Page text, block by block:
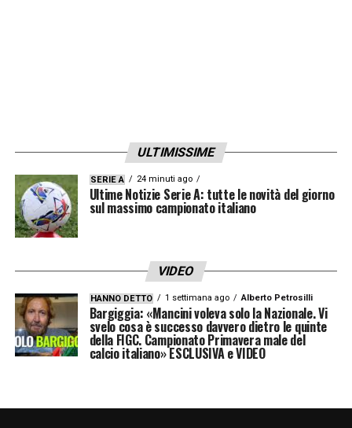
LA PLAYLIST DELLE NOSTRE TOP NEWS
ULTIMISSIME
SERIE A 24 minuti ago
Ultime Notizie Serie A: tutte le novità del giorno
sul massimo campionato italiano
VIDEO
HANNO DETTO 1 settimana ago Alberto Petrosilli
Bargiggia: «Mancini voleva solo la Nazionale. Vi
svelo cosa è successo davvero dietro le quinte
della FIGC. Campionato Primavera male del
calcio italiano» ESCLUSIVA e VIDEO